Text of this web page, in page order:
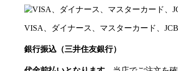
VISA、ダイナース、マスターカード、
銀行振込（三井住友銀行）